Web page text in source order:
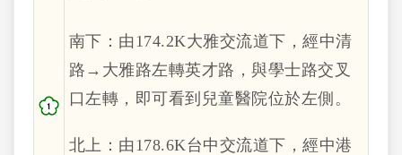
南下：由174.2K大雅交流道下，經中清
路→大雅路左轉英才路，與學士路交叉
口左轉，即可看到兒童醫院位於左側。
北上：由178.6K台中交流道下，經中港